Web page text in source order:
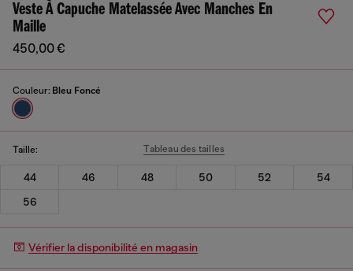
Veste À Capuche Matelassée Avec Manches En
Maille
450,00 €
Couleur: Bleu Foncé
Taille: Tableau des tailles
44 46 48 50 52
54
56
Vérifier la disponibilité en magasin